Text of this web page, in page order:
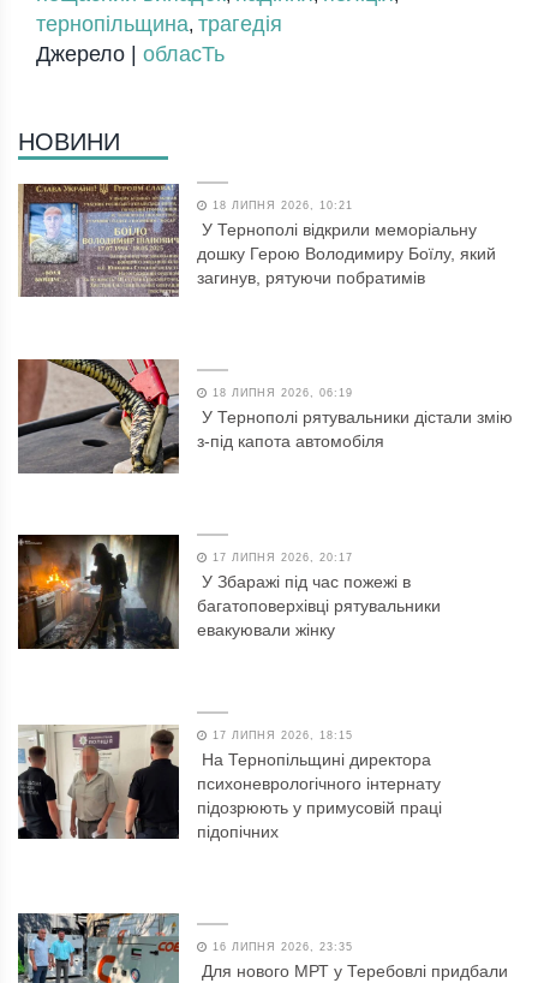
тернопільщина, трагедія
Джерело | обласТь
НОВИНИ
18 ЛИПНЯ 2026, 10:21
У Тернополі відкрили меморіальну
дошку Герою Володимиру Боїлу, який
загинув, рятуючи побратимів
18 ЛИПНЯ 2026, 06:19
У Тернополі рятувальники дістали змію
з-під капота автомобіля
17 ЛИПНЯ 2026, 20:17
У Збаражі під час пожежі в
багатоповерхівці рятувальники
евакуювали жінку
17 ЛИПНЯ 2026, 18:15
На Тернопільщині директора
психоневрологічного інтернату
підозрюють у примусовій праці
підопічних
16 ЛИПНЯ 2026, 23:35
Для нового МРТ у Теребовлі придбали